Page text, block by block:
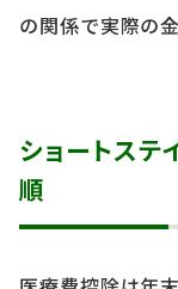
の関係で実際の
ショートス
順